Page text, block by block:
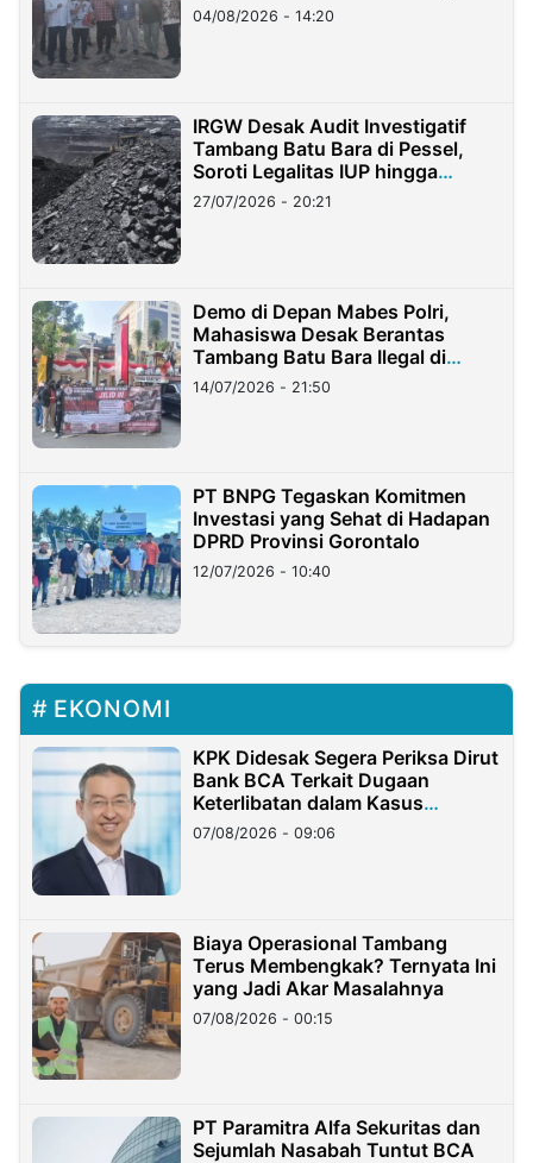
04/08/2026 - 14:20
IRGW Desak Audit Investigatif
Tambang Batu Bara di Pessel,
Soroti Legalitas IUP hingga
Stockpile
27/07/2026 - 20:21
Demo di Depan Mabes Polri,
Mahasiswa Desak Berantas
Tambang Batu Bara Ilegal di
Lampung
14/07/2026 - 21:50
PT BNPG Tegaskan Komitmen
Investasi yang Sehat di Hadapan
DPRD Provinsi Gorontalo
12/07/2026 - 10:40
EKONOMI
KPK Didesak Segera Periksa Dirut
Bank BCA Terkait Dugaan
Keterlibatan dalam Kasus
Hilangnya Dana Nasabah Rp2,58
Miliar
07/08/2026 - 09:06
Biaya Operasional Tambang
Terus Membengkak? Ternyata Ini
yang Jadi Akar Masalahnya
07/08/2026 - 00:15
PT Paramitra Alfa Sekuritas dan
Sejumlah Nasabah Tuntut BCA